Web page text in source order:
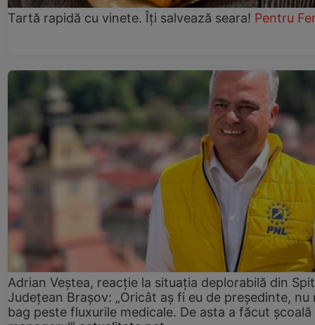
Tartă rapidă cu vinete. Îți salvează seara! Pentru
Adrian Veștea, reacție la situația deplorabilă din
Județean Brașov: „Oricât aș fi eu de președinte, nu
bag peste fluxurile medicale. De asta a făcut școală